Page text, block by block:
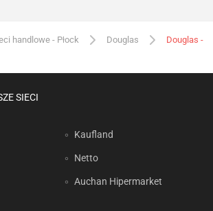
handlowe - Płock Douglas
Douglas -
SIECI
Kaufland
Netto
Auchan Hipermarket